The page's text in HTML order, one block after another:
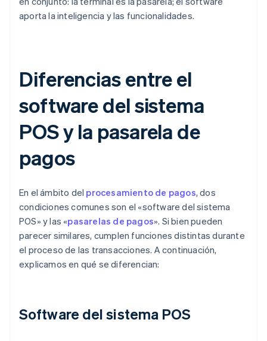
aporta la inteligencia y las funcionalidades.
Diferencias entre el
software del sistema
POS y la pasarela de
pagos
En el ámbito del procesamiento de pagos, dos
condiciones comunes son el «software del sistema
POS» y las «pasarelas de pagos». Si bien pueden
parecer similares, cumplen funciones distintas durante
el proceso de las transacciones. A continuación,
explicamos en qué se diferencian:
Software del sistema POS